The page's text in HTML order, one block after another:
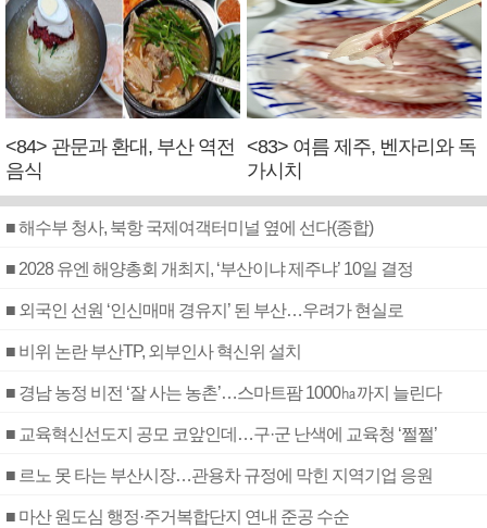
<84> 관문과 환대, 부산 역전
음식
<83> 여름 제주, 벤자리와 독
가시치
■ 해수부 청사, 북항 국제여객터미널 옆에 선다(종합)
■ 2028 유엔 해양총회 개최지, ‘부산이냐 제주냐’ 10일 결정
■ 외국인 선원 ‘인신매매 경유지’ 된 부산…우려가 현실로
■ 비위 논란 부산TP, 외부인사 혁신위 설치
■ 경남 농정 비전 ‘잘 사는 농촌’…스마트팜 1000㏊까지 늘린다
■ 교육혁신선도지 공모 코앞인데…구·군 난색에 교육청 ‘쩔쩔’
■ 르노 못 타는 부산시장…관용차 규정에 막힌 지역기업 응원
■ 마산 원도심 행정·주거복합단지 연내 준공 수순